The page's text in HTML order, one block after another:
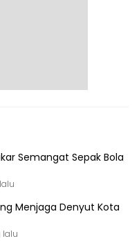
Semangat Sepak Bola
Menjaga Denyut Kota
lalu